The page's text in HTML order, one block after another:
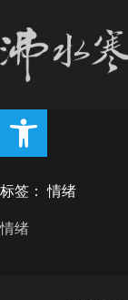
打开工具栏
内
容
标签： 情绪
情绪